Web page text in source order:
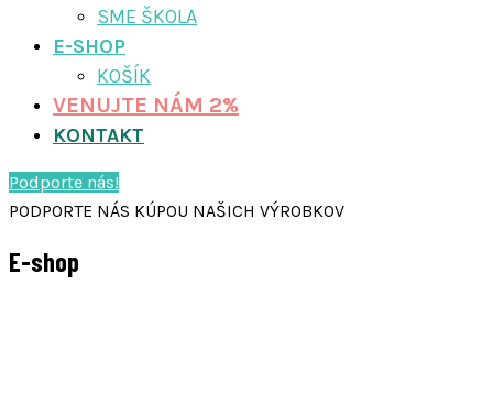
SME ŠKOLA
E-SHOP
KOŠÍK
VENUJTE NÁM 2%
KONTAKT
Podporte nás!
PODPORTE NÁS KÚPOU NAŠICH VÝROBKOV
E-shop